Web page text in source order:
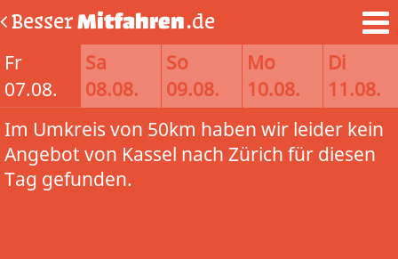
BesserMitfahren.de
Fr
07.08.
Sa
08.08.
So
09.08.
Mo
10.08.
Di
11.08.
Im Umkreis von 50km haben wir leider kein
Angebot von Kassel nach Zürich für diesen
Tag gefunden.